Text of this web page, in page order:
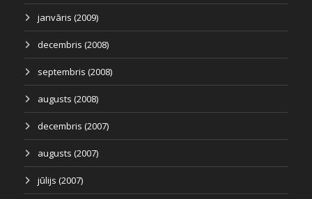
janvāris (2009)
decembris (2008)
septembris (2008)
augusts (2008)
decembris (2007)
augusts (2007)
jūlijs (2007)